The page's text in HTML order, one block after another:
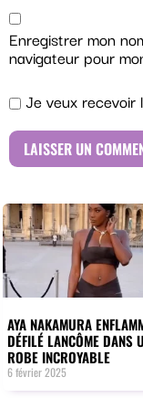
Enregistrer mon
navigateur pour
Je veux recevoir
AYA NAKAMURA
DÉFILÉ LANCÔME DANS
ROBE INCROYABLE
6 février 2025